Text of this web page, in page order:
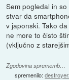
Sem pogledal in
stvar da
v japonski. Tako
ne more to čisto
(vključno z
Zgodovina sprememb…
spremenilo: